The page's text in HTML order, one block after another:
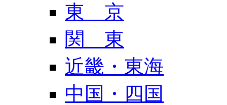
東 京
関 東
近畿・東海
中国・四国